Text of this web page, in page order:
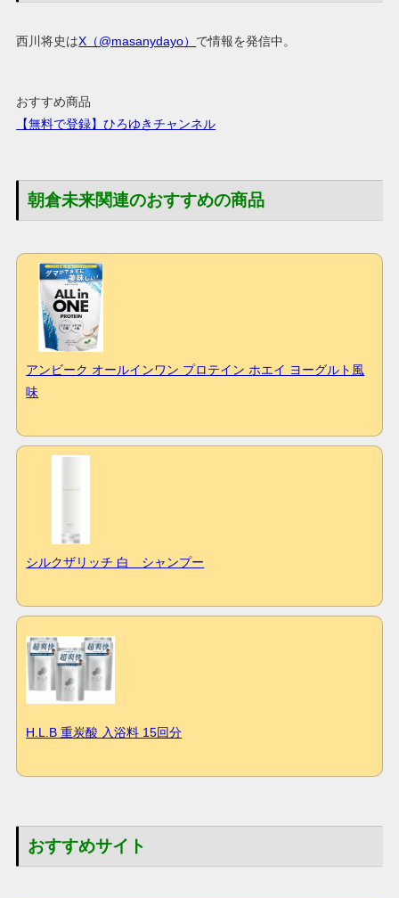
西川将史はX（@masanydayo） で情報を発信中。
おすすめ商品
【無料で登録】ひろゆきチャンネル
朝倉未来関連のおすすめの商品
アンビーク オールインワン プロテイン ホエイ ヨーグルト風
味
シルクザリッチ 白 シャンプー
H.L.B 重炭酸 入浴料 15回分
おすすめサイト